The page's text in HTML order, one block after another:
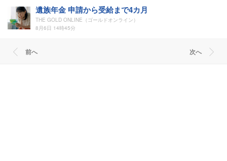
遺族年金 申請から受給まで4カ月
THE GOLD ONLINE（ゴールドオンライン）
8月6日 14時45分
前へ 次へ